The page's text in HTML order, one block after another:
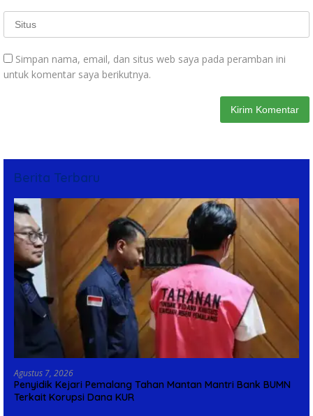
Simpan nama, email, dan situs web saya pada peramban ini
untuk komentar saya berikutnya.
Berita Terbaru
Agustus 7, 2026
Penyidik Kejari Pemalang Tahan Mantan Mantri Bank BUMN
Terkait Korupsi Dana KUR